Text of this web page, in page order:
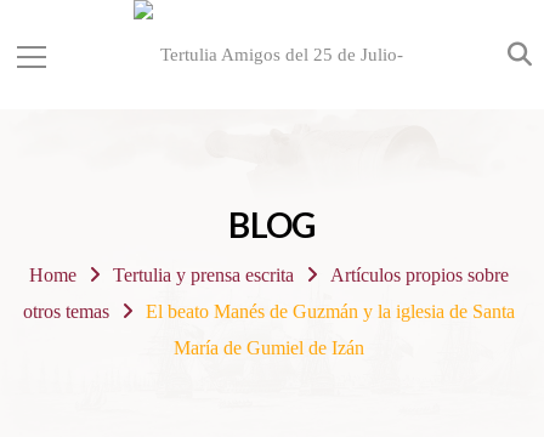
BLOG
Home Tertulia y prensa escrita
Artículos propios sobre
otros temas
El beato Manés de Guzmán y la iglesia de Santa
María de Gumiel de Izán